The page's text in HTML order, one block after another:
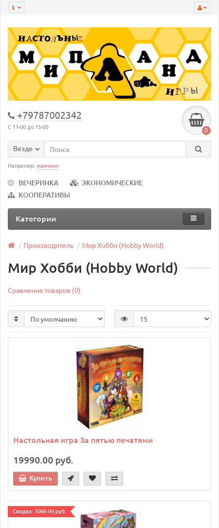
+79787002342
С 11-00 до 15-00 0
Везде
Например: манчкин
ВЕЧЕРИНКА
ЭКОНОМИЧЕСКИЕ
КООПЕРАТИВЫ
Категории
Производитель Мир Хобби (Hobby World)
Мир Хобби (Hobby World)
Сравнение товаров (0)
Настольная игра За пятью печатями
19990.00 руб.
Купить
Cкидка: 1000.00 руб.